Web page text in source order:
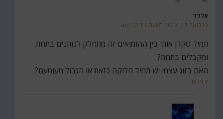
אלדד
פברואר 11, 2012 בשעה 12:13 am
תמיד סקרן אותי בין ההומואים זה מתחלק לנותנים בתחת
ומקבלים בתחת?
האם בזוג עצמו יש תמיד חלוקה כזאת או הגבול מעומעם?
REPLY